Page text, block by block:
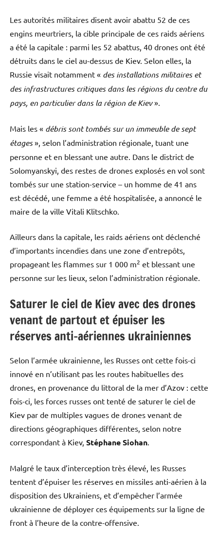
Les autorités militaires disent avoir abattu 52 de ces
engins meurtriers, la cible principale de ces raids aériens
a été la capitale : parmi les 52 abattus, 40 drones ont été
détruits dans le ciel au-dessus de Kiev. Selon elles, la
Russie visait notamment « des installations militaires et
des infrastructures critiques dans les régions du centre du
pays, en particulier dans la région de Kiev».
Mais les « débris sont tombés sur un immeuble de sept
étages», selon l’administration régionale, tuant une
personne et en blessant une autre. Dans le district de
Solomyanskyi, des restes de drones explosés en vol sont
tombés sur une station-service – un homme de 41 ans
est décédé, une femme a été hospitalisée, a annoncé le
maire de la ville Vitali Klitschko.
Ailleurs dans la capitale, les raids aériens ont déclenché
d’importants incendies dans une zone d’entrepôts,
propageant les flammes sur 1 000 m2 et blessant une
personne sur les lieux, selon l’administration régionale.
Saturer le ciel de Kiev avec des drones
venant de partout et épuiser les
réserves anti-aériennes ukrainiennes
Selon l’armée ukrainienne, les Russes ont cette fois-ci
innové en n’utilisant pas les routes habituelles des
drones, en provenance du littoral de la mer d’Azov : cette
fois-ci, les forces russes ont tenté de saturer le ciel de
Kiev par de multiples vagues de drones venant de
directions géographiques différentes, selon notre
correspondant à Kiev, Stéphane Siohan.
Malgré le taux d’interception très élevé, les Russes
tentent d’épuiser les réserves en missiles anti-aérien à la
disposition des Ukrainiens, et d’empêcher l’armée
ukrainienne de déployer ces équipements sur la ligne de
front à l’heure de la contre-offensive.